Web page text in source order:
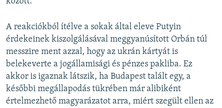
A reakciókból ítélve a sokak által eleve Putyin
érdekeinek kiszolgálásával meggyanúsított Orbán túl
messzire ment azzal, hogy az ukrán kártyát is
belekeverte a jogállamisági és pénzes pakliba. Ez
akkor is igaznak látszik, ha Budapest talált egy, a
későbbi megállapodás tükrében már alibiként
értelmezhető magyarázatot arra, miért szegült ellen az